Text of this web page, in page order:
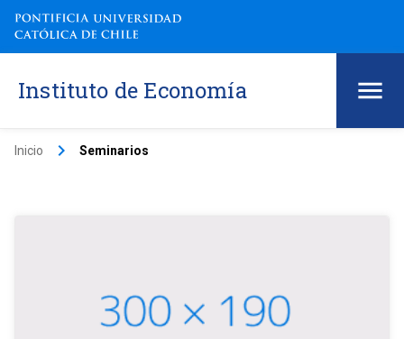
Instituto de Economía
Inicio keyboard_arrow_right Seminarios